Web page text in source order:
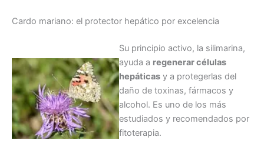
Cardo mariano: el protector hepático por excelencia
Su principio activo, la silimarina,
ayuda a regenerar células
hepáticas y a protegerlas del
daño de toxinas, fármacos y
alcohol. Es uno de los más
estudiados y recomendados por
fitoterapia.